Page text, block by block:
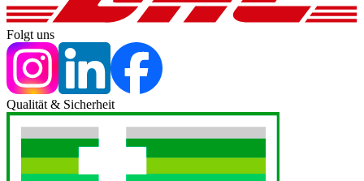
Folgt uns
Qualität & Sicherheit